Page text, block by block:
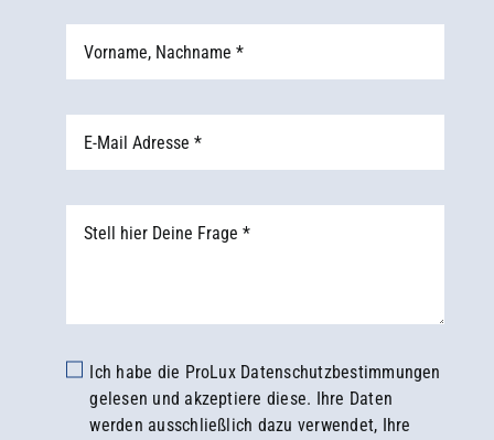
Ich habe die ProLux Datenschutzbestimmungen
gelesen und akzeptiere diese. Ihre Daten
werden ausschließlich dazu verwendet, Ihre